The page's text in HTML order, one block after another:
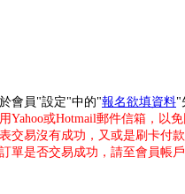
會員"設定"中的"報名欲填資料"
或Hotmail郵件信箱，以
易沒有成功，又或是刷卡
單是否交易成功，請至會員帳